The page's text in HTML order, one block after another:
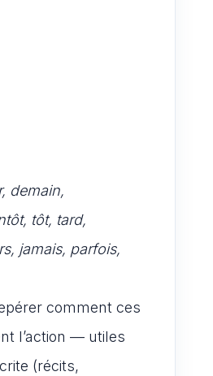
demain,
tôt, tard,
jamais, parfois,
comment ces
l’action — utiles
(récits,